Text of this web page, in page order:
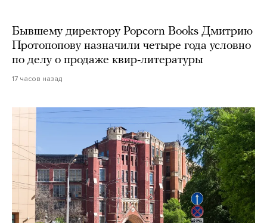
Бывшему директору Popcorn Books Дмитрию
Протопопову назначили четыре года условно
по делу о продаже квир-литературы
17 часов назад